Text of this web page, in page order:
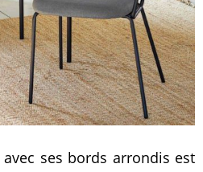
ses bords arrondis est